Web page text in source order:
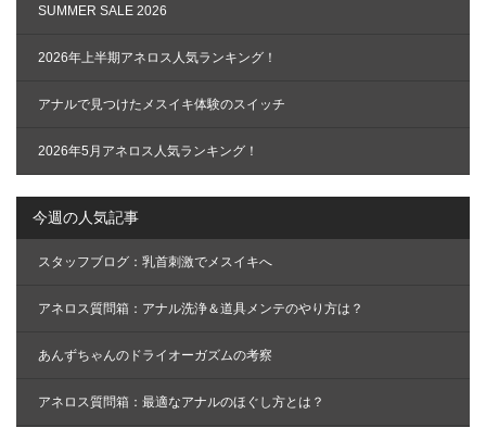
SUMMER SALE 2026
2026年上半期アネロス人気ランキング！
アナルで見つけたメスイキ体験のスイッチ
2026年5月アネロス人気ランキング！
今週の人気記事
スタッフブログ：乳首刺激でメスイキへ
アネロス質問箱：アナル洗浄＆道具メンテのやり方は？
あんずちゃんのドライオーガズムの考察
アネロス質問箱：最適なアナルのほぐし方とは？